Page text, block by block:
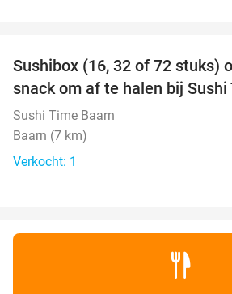
TODAY
Sushibox (16, 32 of 72 stuks)
snack om af te halen bij Sushi
Sushi Time Baarn
Baarn (7 km)
Verkocht: 1